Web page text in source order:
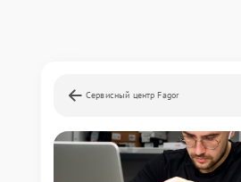
Сервисный центр Fagor